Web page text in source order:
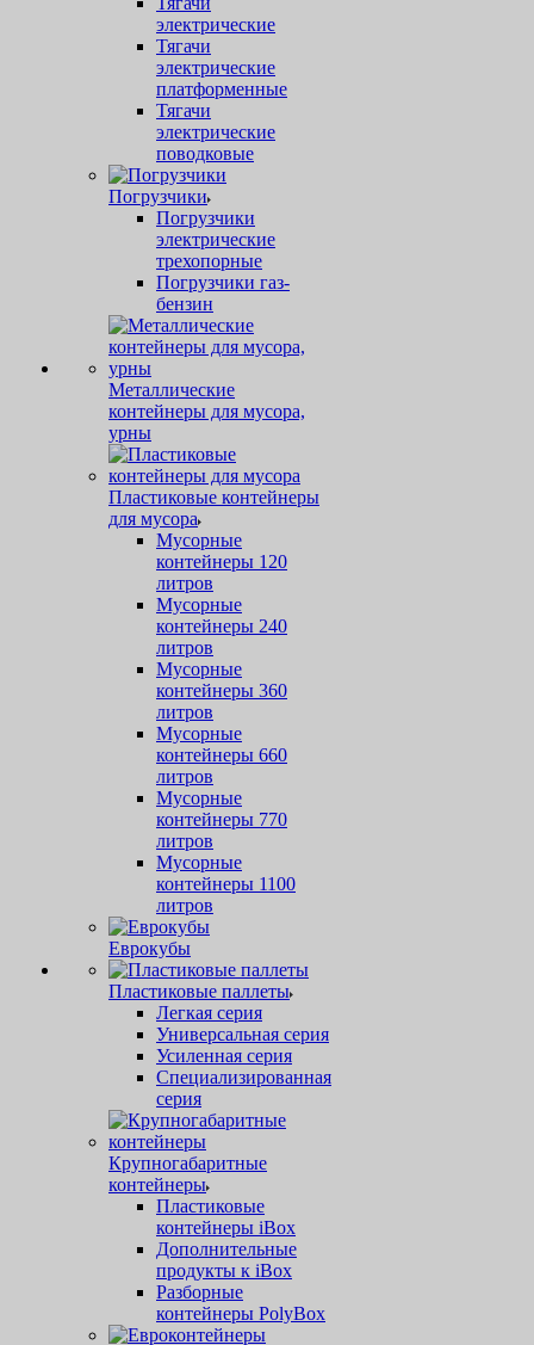
электрические
Тягачи
электрические
платформенные
Тягачи
электрические
поводковые
Погрузчики
Погрузчики
электрические
трехопорные
Погрузчики газ-
бензин
Металлические
контейнеры для мусора,
урны
Пластиковые контейнеры
для мусора
Мусорные
контейнеры 120
литров
Мусорные
контейнеры 240
литров
Мусорные
контейнеры 360
литров
Мусорные
контейнеры 660
литров
Мусорные
контейнеры 770
литров
Мусорные
контейнеры 1100
литров
Еврокубы
Пластиковые паллеты
Легкая серия
Универсальная серия
Усиленная серия
Специализированная
серия
Крупногабаритные
контейнеры
Пластиковые
контейнеры iBox
Дополнительные
продукты к iBox
Разборные
контейнеры PolyBox